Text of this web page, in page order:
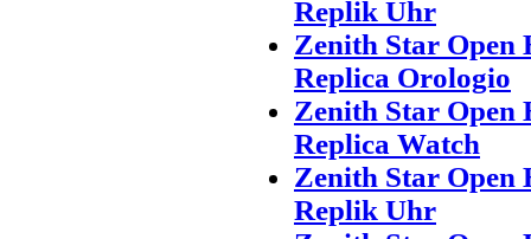
Replik Uhr
Zenith Star Open
Replica Orologio
Zenith Star Open
Replica Watch
Zenith Star Open
Replik Uhr